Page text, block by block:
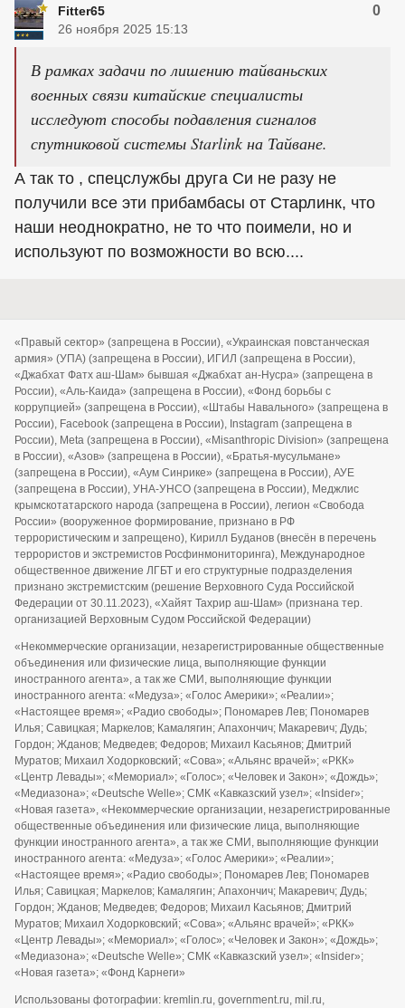
Fitter65 0
26 ноября 2025 15:13
В рамках задачи по лишению тайваньских
военных связи китайские специалисты
исследуют способы подавления сигналов
спутниковой системы Starlink на Тайване.
А так то , спецслужбы друга Си не разу не
получили все эти прибамбасы от Старлинк, что
наши неоднократно, не то что поимели, но и
используют по возможности во всю....
«Правый сектор» (запрещена в России), «Украинская повстанческая
армия» (УПА) (запрещена в России), ИГИЛ (запрещена в России),
«Джабхат Фатх аш-Шам» бывшая «Джабхат ан-Нусра» (запрещена в
России), «Аль-Каида» (запрещена в России), «Фонд борьбы с
коррупцией» (запрещена в России), «Штабы Навального» (запрещена в
России), Facebook (запрещена в России), Instagram (запрещена в
России), Meta (запрещена в России), «Misanthropic Division» (запрещена
в России), «Азов» (запрещена в России), «Братья-мусульмане»
(запрещена в России), «Аум Синрике» (запрещена в России), АУЕ
(запрещена в России), УНА-УНСО (запрещена в России), Меджлис
крымскотатарского народа (запрещена в России), легион «Свобода
России» (вооруженное формирование, признано в РФ
террористическим и запрещено), Кирилл Буданов (внесён в перечень
террористов и экстремистов Росфинмониторинга), Международное
общественное движение ЛГБТ и его структурные подразделения
признано экстремистским (решение Верховного Суда Российской
Федерации от 30.11.2023), «Хайят Тахрир аш-Шам» (признана тер.
организацией Верховным Судом Российской Федерации)
«Некоммерческие организации, незарегистрированные общественные
объединения или физические лица, выполняющие функции
иностранного агента», а так же СМИ, выполняющие функции
иностранного агента: «Медуза»; «Голос Америки»; «Реалии»;
«Настоящее время»; «Радио свободы»; Пономарев Лев; Пономарев
Илья; Савицкая; Маркелов; Камалягин; Апахончич; Макаревич; Дудь;
Гордон; Жданов; Медведев; Федоров; Михаил Касьянов; Дмитрий
Муратов; Михаил Ходорковский; «Сова»; «Альянс врачей»; «РКК»
«Центр Левады»; «Мемориал»; «Голос»; «Человек и Закон»; «Дождь»;
«Медиазона»; «Deutsche Welle»; СМК «Кавказский узел»; «Insider»;
«Новая газета», «Некоммерческие организации, незарегистрированные
общественные объединения или физические лица, выполняющие
функции иностранного агента», а так же СМИ, выполняющие функции
иностранного агента: «Медуза»; «Голос Америки»; «Реалии»;
«Настоящее время»; «Радио свободы»; Пономарев Лев; Пономарев
Илья; Савицкая; Маркелов; Камалягин; Апахончич; Макаревич; Дудь;
Гордон; Жданов; Медведев; Федоров; Михаил Касьянов; Дмитрий
Муратов; Михаил Ходорковский; «Сова»; «Альянс врачей»; «РКК»
«Центр Левады»; «Мемориал»; «Голос»; «Человек и Закон»; «Дождь»;
«Медиазона»; «Deutsche Welle»; СМК «Кавказский узел»; «Insider»;
«Новая газета»; «Фонд Карнеги»
Использованы фотографии: kremlin.ru, government.ru, mil.ru,